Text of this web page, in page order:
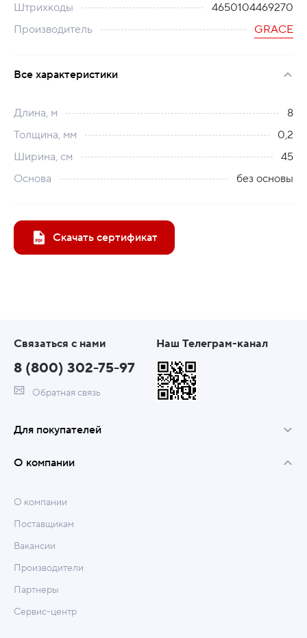
Штрихкоды
4650104469270
Производитель
GRACE
Все характеристики
Длина, м
8
Толщина, мм
0,2
Ширина, см
45
Основа
без основы
Скачать сертификат
Связаться с нами
8 (800) 302-75-97
Обратная связь
Наш Телеграм-канал
Для покупателей
О компании
О компании
Поставщикам
Вакансии
Производители
Партнеры
Сервис-центр